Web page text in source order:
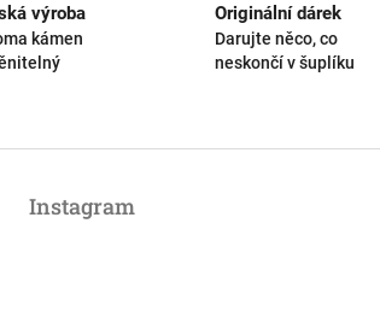
výroba
kámen
Originální dárek
Darujte něco, co
neskončí v šuplíku
Instagram